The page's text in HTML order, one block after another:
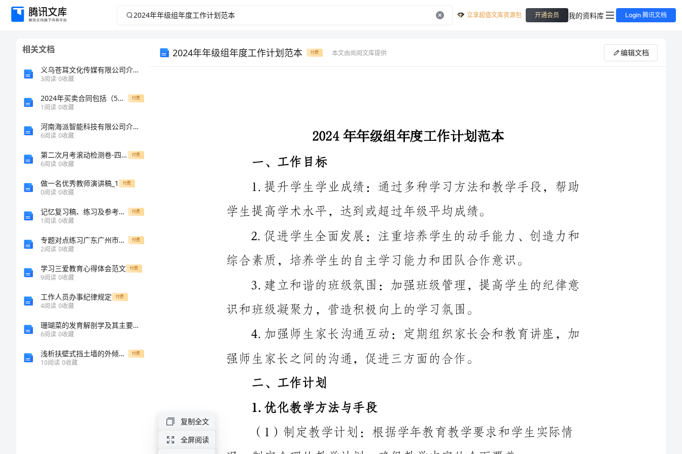
2024
2024
立享超值文库资源包 开通会员 我的资料库 Login 腾讯文档
相关文档
义乌苍耳文化传媒有限公司介绍企业发展分析报告
3阅读 0收藏
2024年买卖合同包括（5份范本） 付费
1阅读 0收藏
河南海派智能科技有限公司介绍企业发展分析报告
6阅读 0收藏
第二次月考滚动检测卷-四川遂宁市射洪中学数学人教版七年级下册数据的收集、整理与描述专项测评试题（解析卷） 付费
6阅读 0收藏
做一名优秀教师演讲稿_1 付费
0阅读 0收藏
记忆复习稿、练习及参考答案) 付费
1阅读 0收藏
专题对点练习广东广州市广大附中物理八年级下册从粒子到宇宙同步练习试卷（含答案详解版） 付费
2阅读 0收藏
学习三爱教育心得体会范文 付费
9阅读 0收藏
工作人员办事纪律规定 付费
4阅读 0收藏
珊瑚菜的发育解剖学及其主要化学成分研究的任务书
6阅读 0收藏
浅析扶壁式挡土墙的外倾问题 付费
10阅读 0收藏
2024年年级组年度工作计划范本 付费 本文由尚阅文库提供 编辑文档
提高教学效果，激发学生的学习兴趣。
（3）个性化辅导：通过学情分析，针对不同学生的特点和需
2.促进学生全面发展：注重培养学生的动手能力、创造力和
综合素质，培养学生的自主学习能力和团队合作意识。
3.建立和谐的班级氛围：加强班级管理，提高学生的纪律意
4.加强师生家长沟通互动：定期组织家长会和教育讲座，加
强师生家长之间的沟通，促进三方面的合作。
二、工作计划
1.优化教学方法与手段
况，制定合理的教学计划，确保教学内容的全面覆盖。
复制全文
全屏阅读